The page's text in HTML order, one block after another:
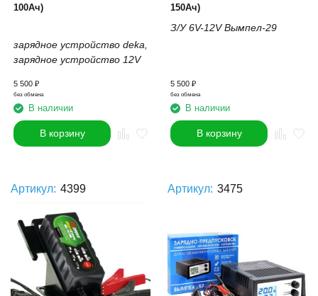
100Ач)
зарядное устройство deka,
зарядное устройство 12V
5 500 ₽
без обмена
В наличии
В корзину
150Ач)
З/У 6V-12V Вымпел-29
5 500 ₽
без обмена
В наличии
В корзину
Артикул: 4399 Артикул: 3475